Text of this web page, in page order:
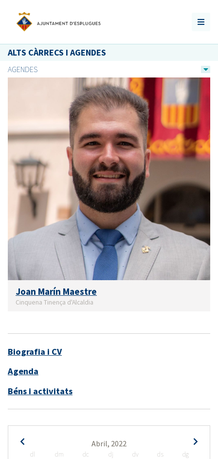
ALTS CÀRRECS I AGENDES
AGENDES
Joan Marín Maestre
Cinquena Tinença d'Alcaldia
Biografia i CV
Agenda
Béns i activitats
Abril, 2022
dl dm dc dj dv ds
dg